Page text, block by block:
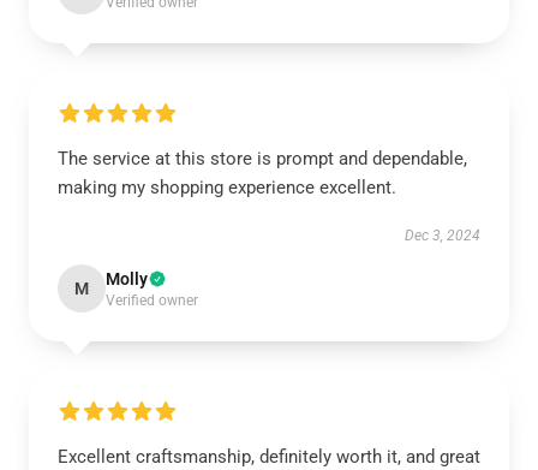
The service at this store is prompt and dependable,
making my shopping experience excellent.
Dec 3, 2024
M Molly
Verified owner
Excellent craftsmanship, definitely worth it, and great